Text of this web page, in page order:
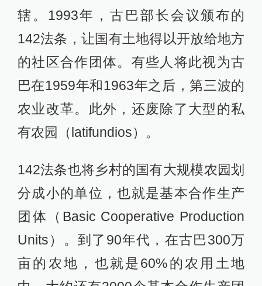
辖。1993年，古巴部长会议颁布的
142法条，让国有土地得以开放给地方
的社区合作团体。有些人将此视为古
巴在1959年和1963年之后，第三波的
农业改革。此外，还废除了大型的私
有农园（latifundios）。
142法条也将乡村的国有大规模农园划
分成小的单位，也就是基本合作生产
团体（Basic Cooperative Production
Units）。到了90年代，在古巴300万
亩的农地，也就是60%的农用土地